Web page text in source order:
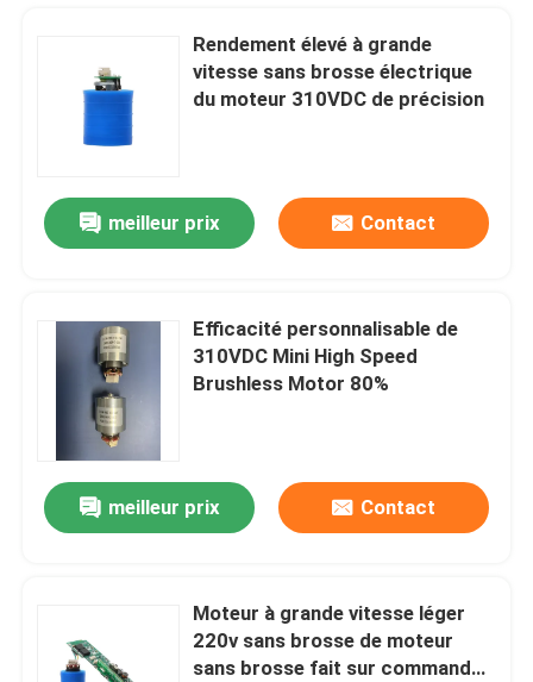
Rendement élevé à grande
vitesse sans brosse électrique
du moteur 310VDC de précision
meilleur prix Contact
Efficacité personnalisable de
310VDC Mini High Speed
Brushless Motor 80%
meilleur prix Contact
Moteur à grande vitesse léger
220v sans brosse de moteur
sans brosse fait sur commande